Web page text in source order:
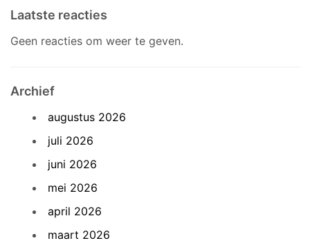
Laatste reacties
Geen reacties om weer te geven.
Archief
augustus 2026
juli 2026
juni 2026
mei 2026
april 2026
maart 2026